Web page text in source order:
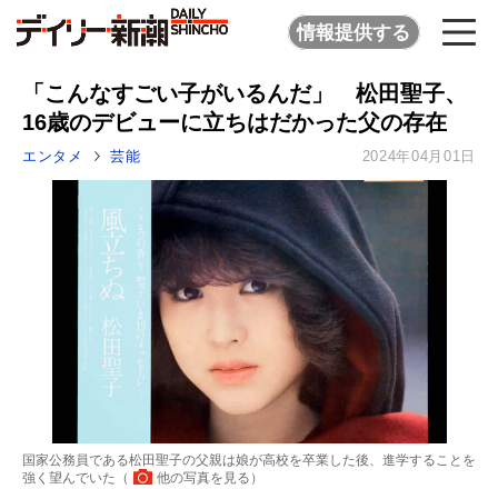
情報提供する
「こんなすごい子がいるんだ」 松田聖子、
16歳のデビューに立ちはだかった父の存在
エンタメ 芸能 2024年04月01日
国家公務員である松田聖子の父親は娘が高校を卒業した後、進学することを
強く望んでいた（
他の写真を見る ）